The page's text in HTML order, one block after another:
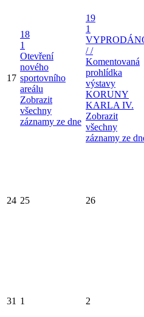
17
18
1
Otevření
nového
sportovního
areálu
Zobrazit
všechny
záznamy ze dne
19
1
/ /
Komentovaná
prohlídka
výstavy
KORUNY
KARLA IV.
Zobrazit
všechny
záznamy ze
24 25 26
31 1 2